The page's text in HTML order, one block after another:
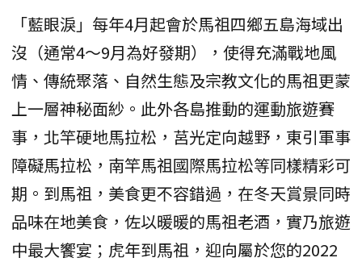
「藍眼淚」每年4月起會於馬祖四鄉五島海域出
沒（通常4～9月為好發期），使得充滿戰地風
情、傳統聚落、自然生態及宗教文化的馬祖更蒙
上一層神秘面紗。此外各島推動的運動旅遊賽
事，北竿硬地馬拉松，莒光定向越野，東引軍事
障礙馬拉松，南竿馬祖國際馬拉松等同樣精彩可
期。到馬祖，美食更不容錯過，在冬天賞景同時
品味在地美食，佐以暖暖的馬祖老酒，實乃旅遊
中最大饗宴；虎年到馬祖，迎向屬於您的2022